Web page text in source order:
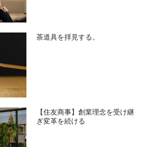
茶道具を拝見する。
【住友商事】創業理念を受け継
ぎ変革を続ける